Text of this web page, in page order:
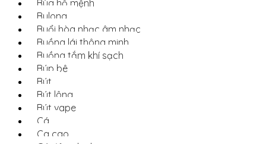
Bùa hộ mệnh
Bulong
Buổi hòa nhạc âm nhạc
Buồng lái thông minh
Buồng tắm khí sạch
Búp bê
Bút
Bút lông
Bút vape
Cá
Ca cao